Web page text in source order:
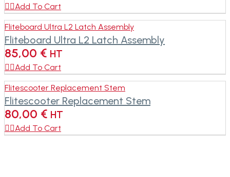
Add To Cart
Fliteboard Ultra L2 Latch Assembly
Fliteboard Ultra L2 Latch Assembly
85,00 € HT
Add To Cart
Flitescooter Replacement Stem
Flitescooter Replacement Stem
80,00 € HT
Add To Cart